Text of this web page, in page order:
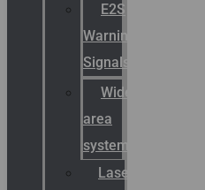
E2S
Warning
Signals
Wide
area
systemen
Laserbelijning